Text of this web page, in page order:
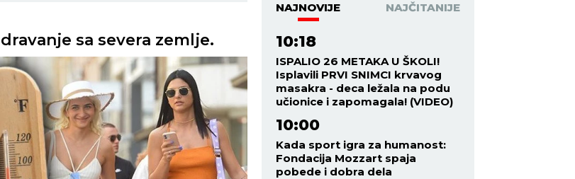
sa severa zemlje.
NAJNOVIJE NAJČITANIJE
10:18
ISPALIO 26 METAKA U ŠKOLI!
Isplavili PRVI SNIMCI krvavog
masakra - deca ležala na podu
učionice i zapomagala! (VIDEO)
10:00
Kada sport igra za humanost:
Fondacija Mozzart spaja
pobede i dobra dela